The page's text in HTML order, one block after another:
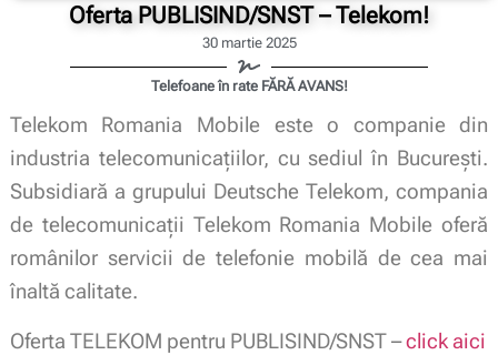
Oferta PUBLISIND/SNST – Telekom!
30 martie 2025
Telefoane în rate FĂRĂ AVANS!
Telekom Romania Mobile este o companie din
industria telecomunicațiilor, cu sediul în București.
Subsidiară a grupului Deutsche Telekom, compania
de telecomunicații Telekom Romania Mobile oferă
românilor servicii de telefonie mobilă de cea mai
înaltă calitate.
Oferta TELEKOM pentru PUBLISIND/SNST –click aici